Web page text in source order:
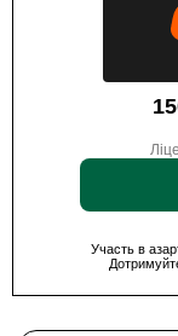
Участь в